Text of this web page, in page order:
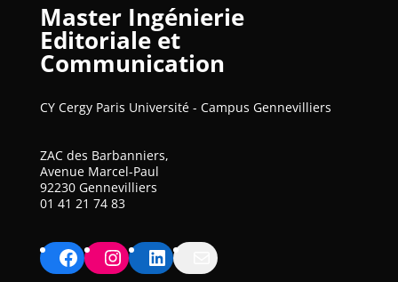
Master Ingénierie
Editoriale et
Communication
CY Cergy Paris Université - Campus Gennevilliers
ZAC des Barbanniers,
Avenue Marcel-Paul
92230 Gennevilliers
01 41 21 74 83
Facebook Instagram LinkedIn